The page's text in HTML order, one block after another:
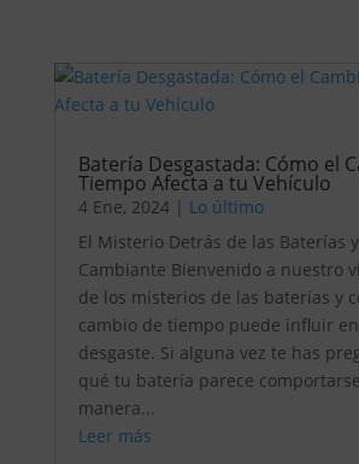
Batería Desgastada: Cómo el
Tiempo Afecta a tu Vehículo
4 Ene, 2024| Lo último
El Misterio Detrás de las Baterías
Cambiante Bienvenido a nuestro
de los misterios de las baterías y
cambio de tiempo puede influir
desgaste. Si alguna vez te has
qué tu batería parece
manera...
Leer más